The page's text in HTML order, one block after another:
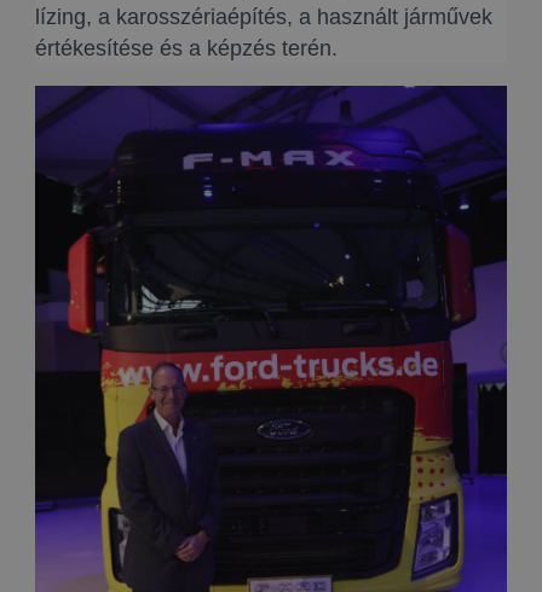
lízing, a karosszériaépítés, a használt járművek
értékesítése és a képzés terén.